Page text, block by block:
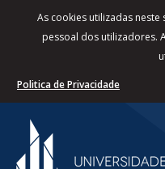
As cookies utilizadas
pessoal dos utilizadores.
Politica de Privacidade